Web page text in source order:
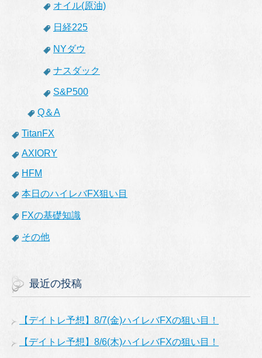
オイル(原油)
日経225
NYダウ
ナスダック
S&P500
Q＆A
TitanFX
AXIORY
HFM
本日のハイレバFX狙い目
FXの基礎知識
その他
最近の投稿
【デイトレ予想】8/7(金)ハイレバFXの狙い目！
【デイトレ予想】8/6(木)ハイレバFXの狙い目！